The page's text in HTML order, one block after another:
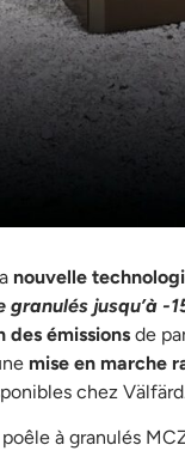
nouvelle
jusqu’à -
des émissions de
mise en marche
chez
à granulés